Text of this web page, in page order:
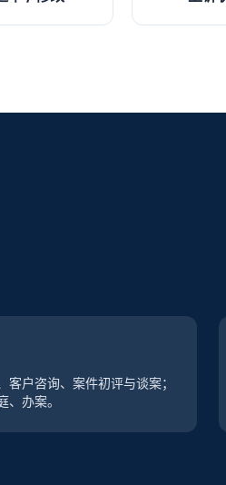
客户咨询、案件初评与谈案；
、办案。